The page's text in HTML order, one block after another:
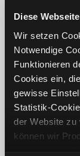
Diese
Wir setzen
Notwendige
Funktionieren
Cookies ein,
gewisse
Statistik-
der Website zu
können wir
Symbol
Typ
Währung
Land